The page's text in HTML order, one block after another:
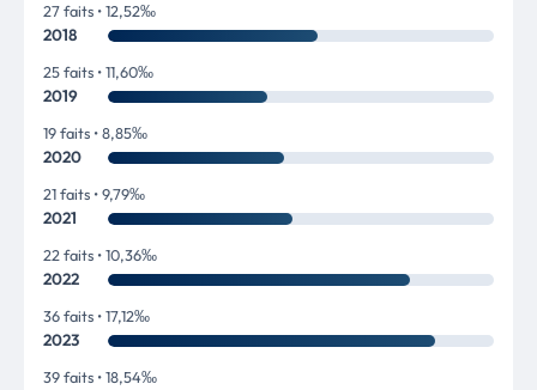
27 faits • 12,52‰
2018
25 faits • 11,60‰
2019
19 faits • 8,85‰
2020
21 faits • 9,79‰
2021
22 faits • 10,36‰
2022
36 faits • 17,12‰
2023
39 faits • 18,54‰